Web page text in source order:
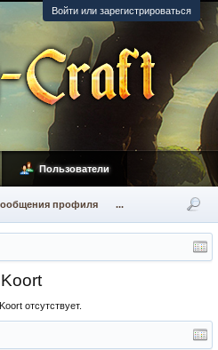
Войти или зарегистрироваться
отсутствует.
Пользователи
профиля ...